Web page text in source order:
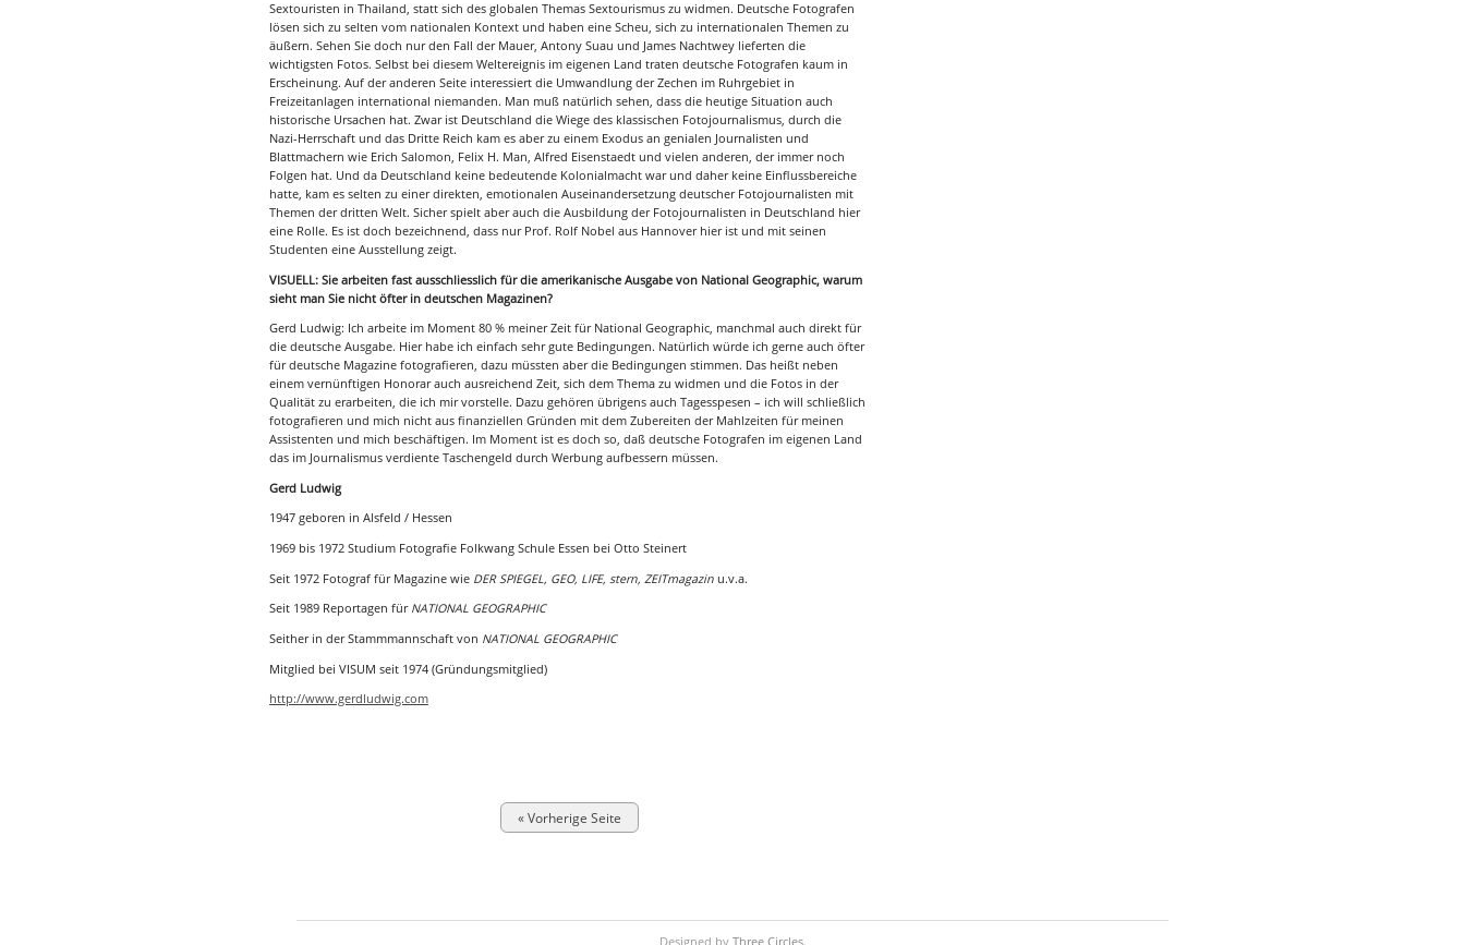
Sextouristen in Thailand, statt sich des globalen Themas Sextourismus zu widmen. Deutsche Fotografen
lösen sich zu selten vom nationalen Kontext und haben eine Scheu, sich zu internationalen Themen zu
äußern. Sehen Sie doch nur den Fall der Mauer, Antony Suau und James Nachtwey lieferten die
wichtigsten Fotos. Selbst bei diesem Weltereignis im eigenen Land traten deutsche Fotografen kaum in
Erscheinung. Auf der anderen Seite interessiert die Umwandlung der Zechen im Ruhrgebiet in
Freizeitanlagen international niemanden. Man muß natürlich sehen, dass die heutige Situation auch
historische Ursachen hat. Zwar ist Deutschland die Wiege des klassischen Fotojournalismus, durch die
Nazi-Herrschaft und das Dritte Reich kam es aber zu einem Exodus an genialen Journalisten und
Blattmachern wie Erich Salomon, Felix H. Man, Alfred Eisenstaedt und vielen anderen, der immer noch
Folgen hat. Und da Deutschland keine bedeutende Kolonialmacht war und daher keine Einflussbereiche
hatte, kam es selten zu einer direkten, emotionalen Auseinandersetzung deutscher Fotojournalisten mit
Themen der dritten Welt. Sicher spielt aber auch die Ausbildung der Fotojournalisten in Deutschland hier
eine Rolle. Es ist doch bezeichnend, dass nur Prof. Rolf Nobel aus Hannover hier ist und mit seinen
Studenten eine Ausstellung zeigt.
VISUELL: Sie arbeiten fast ausschliesslich für die amerikanische Ausgabe von National Geographic, warum
sieht man Sie nicht öfter in deutschen Magazinen?
Gerd Ludwig: Ich arbeite im Moment 80 % meiner Zeit für National Geographic, manchmal auch direkt für
die deutsche Ausgabe. Hier habe ich einfach sehr gute Bedingungen. Natürlich würde ich gerne auch öfter
für deutsche Magazine fotografieren, dazu müssten aber die Bedingungen stimmen. Das heißt neben
einem vernünftigen Honorar auch ausreichend Zeit, sich dem Thema zu widmen und die Fotos in der
Qualität zu erarbeiten, die ich mir vorstelle. Dazu gehören übrigens auch Tagesspesen – ich will schließlich
fotografieren und mich nicht aus finanziellen Gründen mit dem Zubereiten der Mahlzeiten für meinen
Assistenten und mich beschäftigen. Im Moment ist es doch so, daß deutsche Fotografen im eigenen Land
das im Journalismus verdiente Taschengeld durch Werbung aufbessern müssen.
Gerd Ludwig
1947 geboren in Alsfeld / Hessen
1969 bis 1972 Studium Fotografie Folkwang Schule Essen bei Otto Steinert
Seit 1972 Fotograf für Magazine wie DER SPIEGEL, GEO, LIFE, stern, ZEITmagazin u.v.a.
Seit 1989 Reportagen für NATIONAL GEOGRAPHIC
Seither in der Stammmannschaft von NATIONAL GEOGRAPHIC
Mitglied bei VISUM seit 1974 (Gründungsmitglied)
http://www.gerdludwig.com
« Vorherige Seite
Designed by Three Circles.